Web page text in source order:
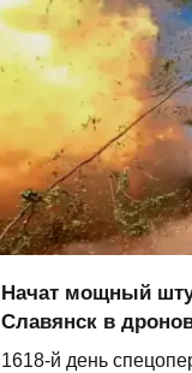
Начат мощный
Славянск в
1618-й день